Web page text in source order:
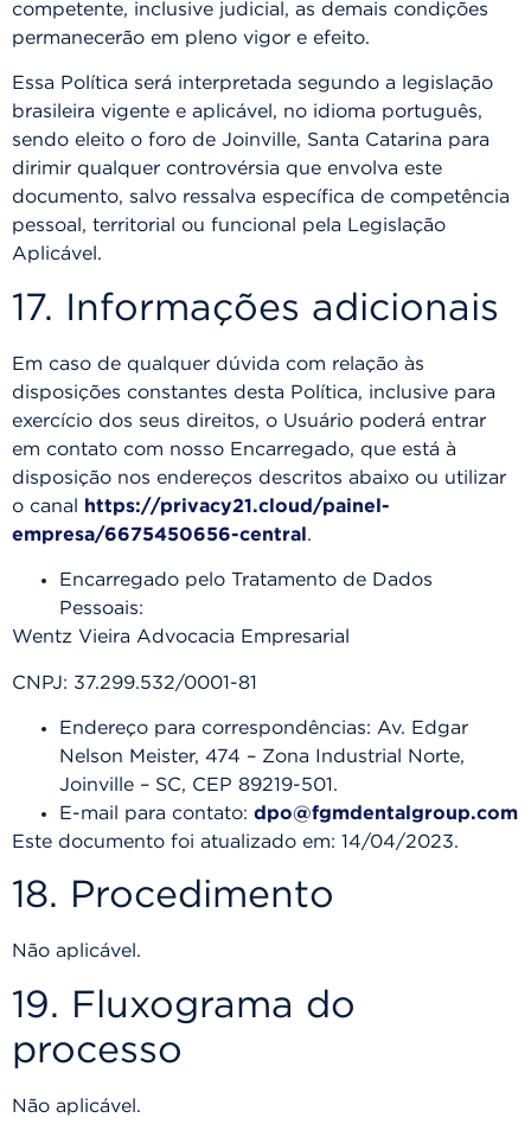
competente, inclusive judicial, as demais condições
permanecerão em pleno vigor e efeito.
Essa Política será interpretada segundo a legislação
brasileira vigente e aplicável, no idioma português,
sendo eleito o foro de Joinville, Santa Catarina para
dirimir qualquer controvérsia que envolva este
documento, salvo ressalva específica de competência
pessoal, territorial ou funcional pela Legislação
Aplicável.
17. Informações adicionais
Em caso de qualquer dúvida com relação às
disposições constantes desta Política, inclusive para
exercício dos seus direitos, o Usuário poderá entrar
em contato com nosso Encarregado, que está à
disposição nos endereços descritos abaixo ou utilizar
o canal
https://privacy21.cloud/painel-
empresa/6675450656-central .
Encarregado pelo Tratamento de Dados
Pessoais:
Wentz Vieira Advocacia Empresarial
CNPJ: 37.299.532/0001-81
Endereço para correspondências: Av. Edgar
Nelson Meister, 474 – Zona Industrial Norte,
Joinville – SC, CEP 89219-501.
E-mail para contato: dpo@fgmdentalgroup.com
Este documento foi atualizado em: 14/04/2023.
18. Procedimento
Não aplicável.
19. Fluxograma do
processo
Não aplicável.